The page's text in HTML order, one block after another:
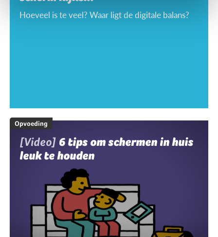
Hoeveel is te veel? Waar ligt de digitale balans?
Opvoeding
[Video] 6 tips om schermen in huis
leuk te houden